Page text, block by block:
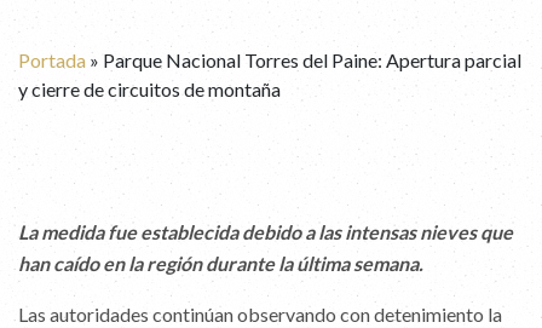
Portada » Parque Nacional Torres del Paine: Apertura parcial
y cierre de circuitos de montaña
La medida fue establecida debido a las intensas nieves que
han caído en la región durante la última semana.
Las autoridades continúan observando con detenimiento la